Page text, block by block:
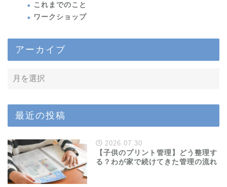
これまでのこと
ワークショップ
アーカイブ
最近の投稿
2026.07.30
【子供のプリント管理】どう整理す
る？わが家で続けてきた管理の流れ